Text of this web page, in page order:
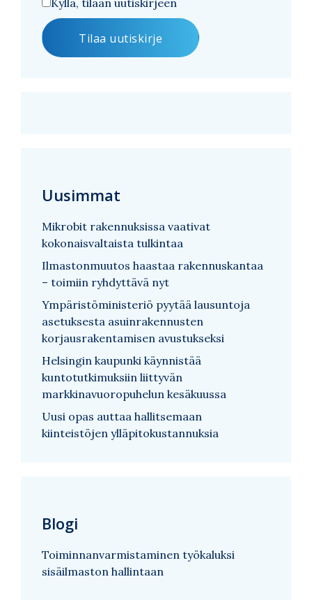
Kyllä, tilaan uutiskirjeen
Uusimmat
Mikrobit rakennuksissa vaativat
kokonaisvaltaista tulkintaa
Ilmastonmuutos haastaa rakennuskantaa
– toimiin ryhdyttävä nyt
Ympäristöministeriö pyytää lausuntoja
asetuksesta asuinrakennusten
korjausrakentamisen avustukseksi
Helsingin kaupunki käynnistää
kuntotutkimuksiin liittyvän
markkinavuoropuhelun kesäkuussa
Uusi opas auttaa hallitsemaan
kiinteistöjen ylläpitokustannuksia
Blogi
Toiminnanvarmistaminen työkaluksi
sisäilmaston hallintaan